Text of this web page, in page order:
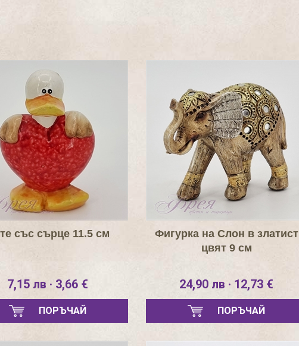
със сърце 11.5 см
7,15 лв · 3,66 €
ПОРЪЧАЙ
Фигурка на Слон в златист
цвят 9 см
24,90 лв · 12,73 €
ПОРЪЧАЙ